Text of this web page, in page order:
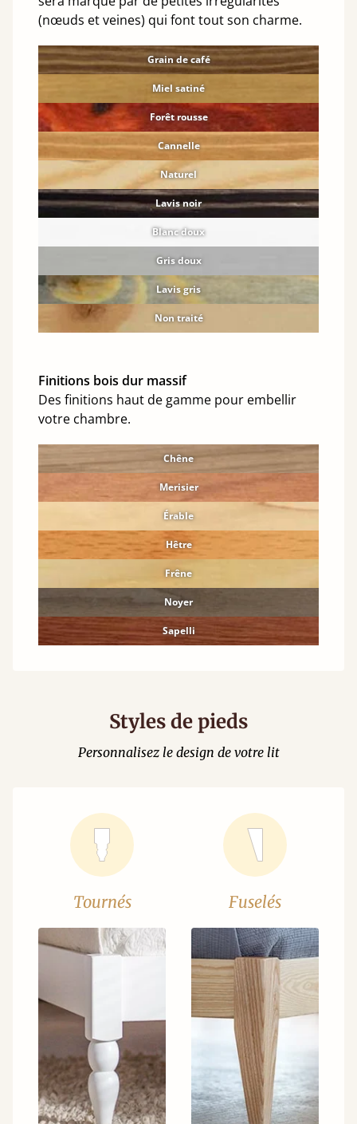
(nœuds et veines) qui font tout son charme.
Grain de café
Miel satiné
Forêt rousse
Cannelle
Naturel
Lavis noir
Blanc doux
Gris doux
Lavis gris
Non traité
Finitions bois dur massif
Des finitions haut de gamme pour embellir
votre chambre.
Chêne
Merisier
Érable
Hêtre
Frêne
Noyer
Sapelli
Styles de pieds
Personnalisez le design de votre lit
Tournés Fuselés